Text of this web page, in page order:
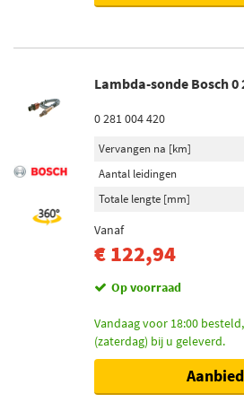
Lambda-sonde Bosch 0
0 281 004 420
Vervangen na [km]
Aantal leidingen
Totale lengte [mm]
Vanaf
€ 122,94
Op voorraad
Vandaag voor 18:00
(zaterdag) bij u geleverd.